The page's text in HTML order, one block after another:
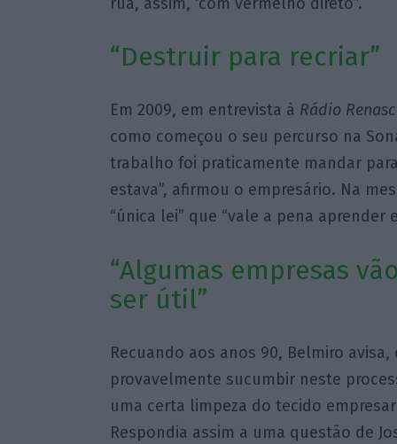
“Destruir para recriar”
Em 2009, em entrevista à Rádio
como começou o seu percurso na
trabalho foi praticamente mandar
estava”, afirmou o empresário. Na
“única lei” que “vale a pena aprender
“Algumas empresas
ser útil”
Recuando aos anos 90, Belmiro
provavelmente sucumbir neste
uma certa limpeza do tecido
Respondia assim a uma questão de